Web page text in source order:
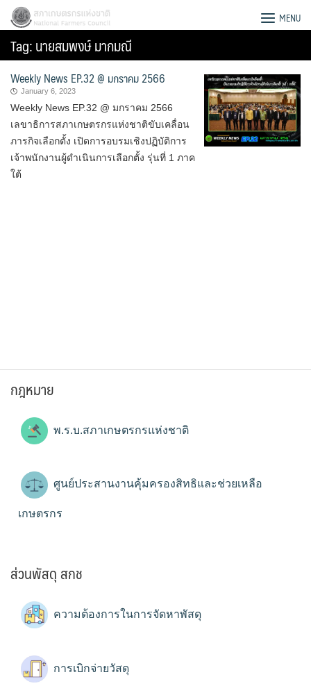
Skip
content
สภาเกษตรกรแห่งชาติ MENU
Tag:นายสมพงษ์ มากมณี
Weekly News EP.32 @ มกราคม 2566
January 6, 2023
Weekly News EP.32 @ มกราคม 2566
เลขาธิการสภาเกษตรกรแห่งชาติขับเคลื่อน
ภารกิจเลือกตั้ง เปิดการอบรมเชิงปฏิบัติการ
เจ้าพนักงานผู้ดำเนินการเลือกตั้ง รุ่นที่ 1 ภาค
ใต้
กฎหมาย
พ.ร.บ.สภาเกษตรกรแห่งชาติ
ศูนย์ประสานงานคุ้มครองสิทธิและช่วยเหลือ
เกษตรกร
ส่วนพัสดุ สกช
ความต้องการในการจัดหาพัสดุ
การเบิกจ่ายวัสดุ